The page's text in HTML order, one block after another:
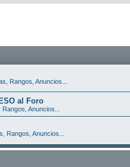
Rangos, Anuncios...
al Foro
Anuncios...
Rangos, Anuncios...